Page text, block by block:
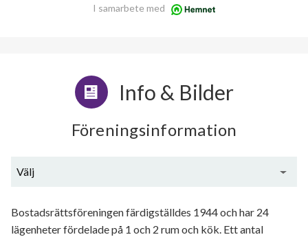
I samarbete med
Info & Bilder
Föreningsinformation
Välj
Bostadsrättsföreningen färdigställdes 1944 och har 24
lägenheter fördelade på 1 och 2 rum och kök. Ett antal